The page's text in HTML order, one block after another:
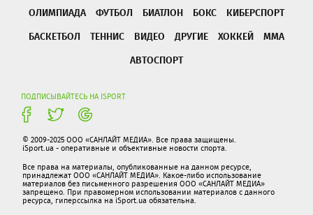
ОЛИМПИАДА ФУТБОЛ БИАТЛОН БОКС
КИБЕРСПОРТ
БАСКЕТБОЛ
ТЕННИС ВИДЕО ДРУГИЕ ХОККЕЙ
ММА
АВТОСПОРТ
ПОДПИСЫВАЙТЕСЬ НА ISPORT
© 2009-2025 ООО «САНЛАЙТ МЕДИА». Все права защищены.
iSport.ua - оперативные и объективные новости спорта.
Все права на материалы, опубликованные на данном ресурсе,
принадлежат ООО «САНЛАЙТ МЕДИА». Какое-либо использование
материалов без письменного разрешения ООО «САНЛАЙТ МЕДИА»
запрещено. При правомерном использовании материалов с данного
ресурса, гиперссылка на iSport.ua обязательна.